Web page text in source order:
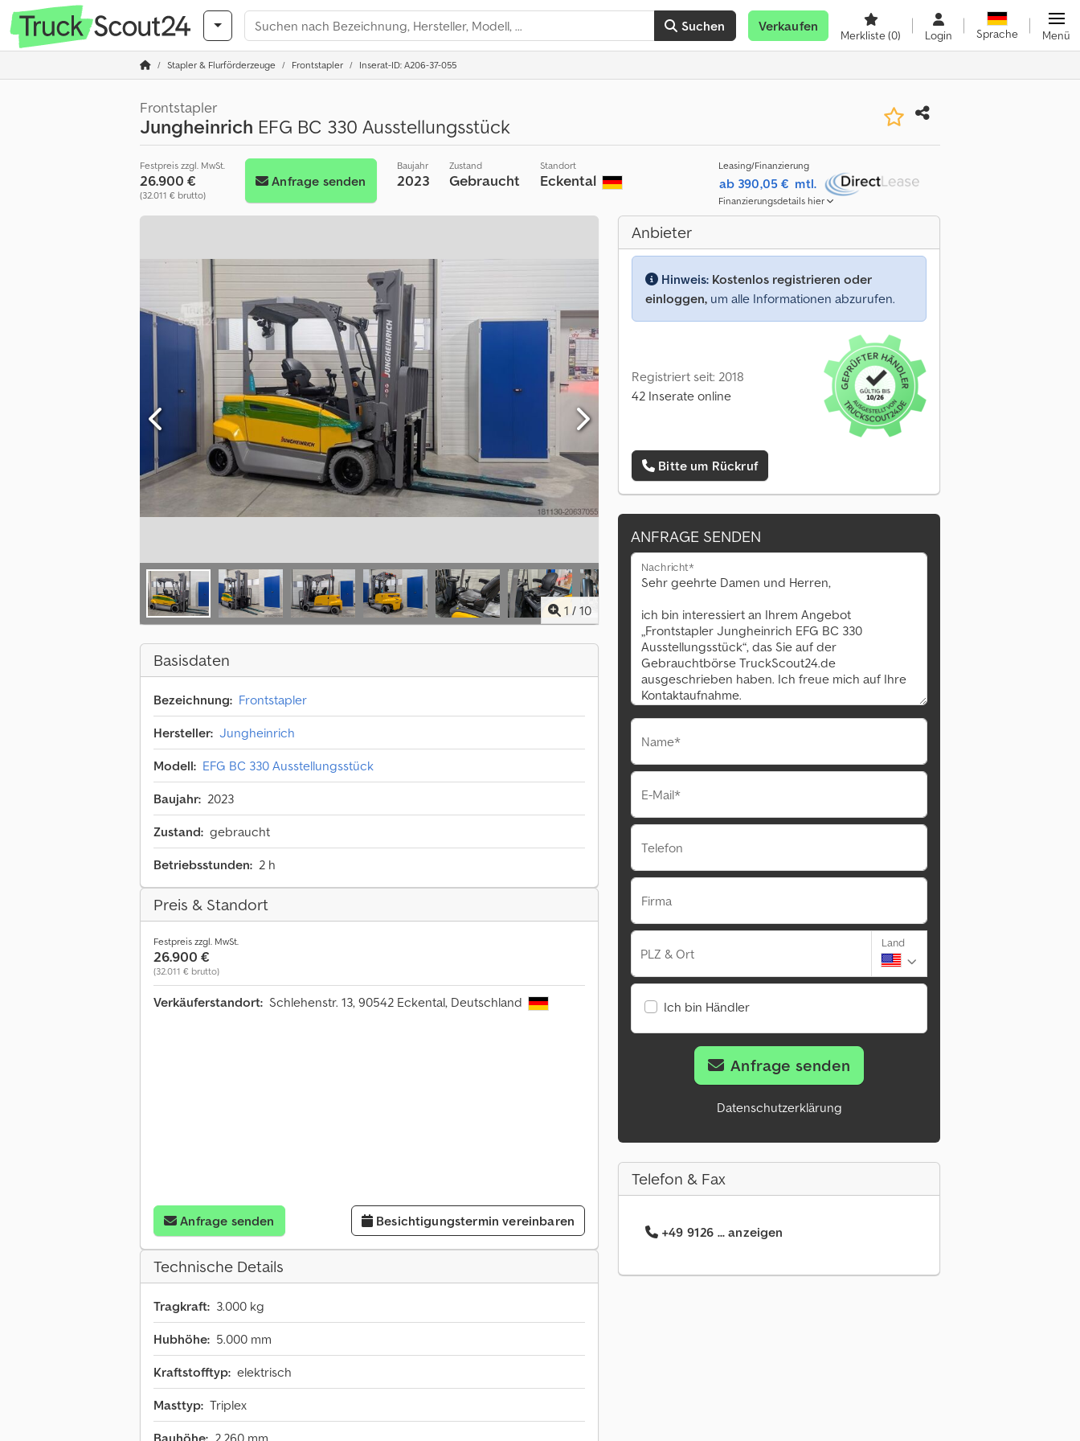
Suchen Verkaufen
Merkliste(0) Login Sprache Menü
Stapler & Flurförderzeuge Frontstapler Inserat-ID: A206-37-055
Frontstapler
Jungheinrich EFG BC 330 Ausstellungsstück
Festpreis zzgl. MwSt.
26.900 €
(32.011 € brutto)
Anfrage senden
Baujahr
2023
Zustand
Gebraucht
Standort
Eckental
Leasing/Finanzierung
ab 390,05 € mtl.
Finanzierungsdetails hier
1 / 10
Basisdaten
Bezeichnung: Frontstapler
Hersteller: Jungheinrich
Modell: EFG BC 330 Ausstellungsstück
Baujahr: 2023
Zustand: gebraucht
Betriebsstunden: 2 h
Preis & Standort
Festpreis zzgl. MwSt.
26.900 €
(32.011 € brutto)
Verkäuferstandort: Schlehenstr. 13, 90542 Eckental, Deutschland
Anfrage senden Besichtigungstermin vereinbaren
Technische Details
Tragkraft: 3.000 kg
Hubhöhe: 5.000 mm
Kraftstofftyp: elektrisch
Masttyp: Triplex
Anbieter
Hinweis: Kostenlos registrieren oder
einloggen, um alle Informationen abzurufen.
Registriert seit: 2018
42 Inserate online
Bitte um Rückruf
ANFRAGE SENDEN
Nachricht*
Name*
E-Mail*
Telefon
Firma
PLZ & Ort
Land
Ich bin Händler
Anfrage senden
Datenschutzerklärung
Telefon & Fax
+49 9126 ... anzeigen